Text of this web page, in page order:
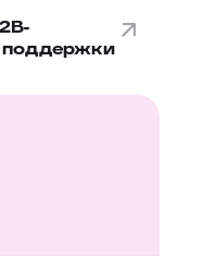
поддержки